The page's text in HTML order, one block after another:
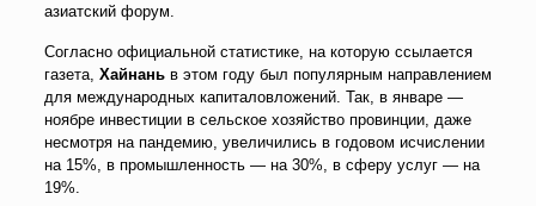
азиатский форум.
Согласно официальной статистике, на которую ссылается
газета, Хайнаньв этом году был популярным направлением
для международных капиталовложений. Так, в январе —
ноябре инвестиции в сельское хозяйство провинции, даже
несмотря на пандемию, увеличились в годовом исчислении
на 15%, в промышленность — на 30%, в сферу услуг — на
19%.